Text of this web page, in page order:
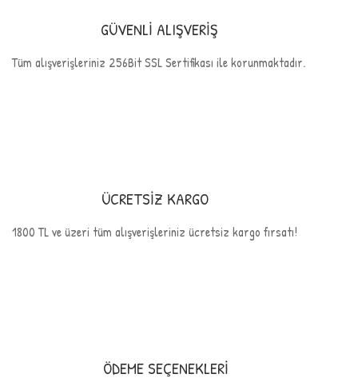
GÜVENLİ ALIŞVERİŞ
Tüm alışverişleriniz 256Bit SSL Sertifikası ile korunmaktadır.
ÜCRETSİZ KARGO
1800 TL ve üzeri tüm alışverişleriniz ücretsiz kargo fırsatı!
ÖDEME SEÇENEKLERİ